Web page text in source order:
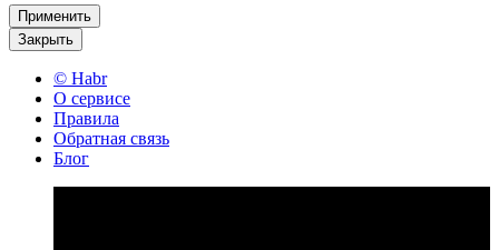
Применить
Закрыть
© Habr
О сервисе
Правила
Обратная связь
Блог